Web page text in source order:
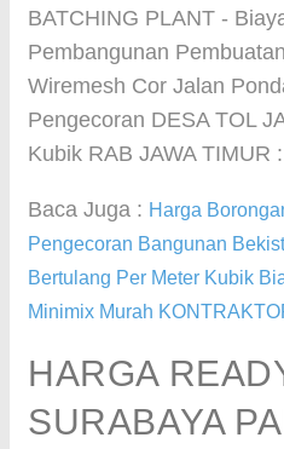
BATCHING PLANT -
Pembangunan
Wiremesh Cor Jalan
Pengecoran DESA TOL
Kubik RAB JAWA TIMUR :
Baca Juga : Harga
Pengecoran Bangunan
Bertulang Per Meter Kubik
Minimix Murah
HARGA
SURABAYA